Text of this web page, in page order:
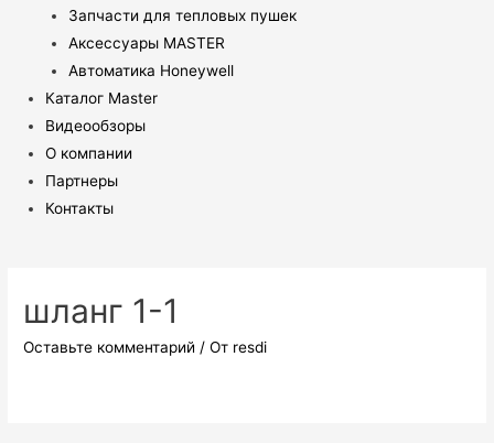
Запчасти для тепловых пушек
Аксессуары MASTER
Автоматика Honeywell
Каталог Master
Видеообзоры
О компании
Партнеры
Контакты
шланг 1-1
Оставьте комментарий / От resdi